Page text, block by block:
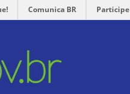
Comunica BR Participe